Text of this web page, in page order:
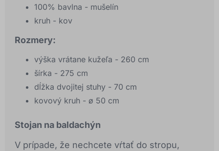
100% bavlna - mušelín
kruh - kov
Rozmery:
výška vrátane kužeľa - 260 cm
šírka - 275 cm
dĺžka dvojitej stuhy - 70 cm
kovový kruh - ø 50 cm
Stojan na baldachýn
V prípade, že nechcete vŕtať do stropu,